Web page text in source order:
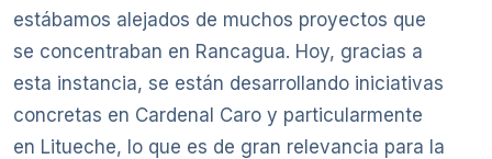
estábamos alejados de muchos proyectos que
se concentraban en Rancagua. Hoy, gracias a
esta instancia, se están desarrollando iniciativas
concretas en Cardenal Caro y particularmente
en Litueche, lo que es de gran relevancia para la